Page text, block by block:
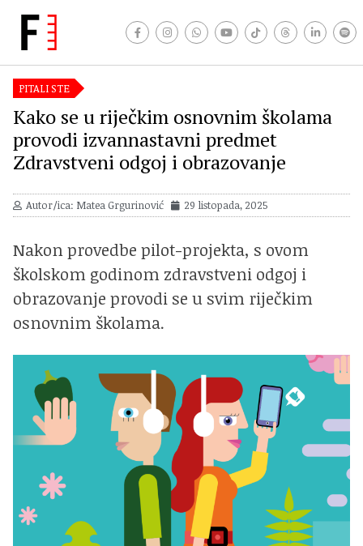
PITALI STE
Kako se u riječkim osnovnim školama
provodi izvannastavni predmet
Zdravstveni odgoj i obrazovanje
Autor/ica: Matea Grgurinović 29 listopada, 2025
Nakon provedbe pilot-projekta, s ovom
školskom godinom zdravstveni odgoj i
obrazovanje provodi se u svim riječkim
osnovnim školama.